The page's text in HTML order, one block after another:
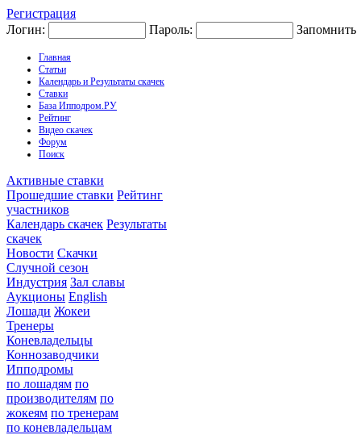
Регистрация
Логин:
Пароль: Запомнить
Главная
Статьи
Календарь и Результаты скачек
Ставки
База Ипподром.РУ
Рейтинг
Видео скачек
Форум
Поиск
Активные ставки
Прошедшие ставки Рейтинг
участников
Календарь скачек Результаты
скачек
Новости Скачки
Случной сезон
Индустрия Зал славы
Аукционы English
Лошади Жокеи
Тренеры
Коневладельцы
Коннозаводчики
Ипподромы
по лошадям по
производителям по
жокеям по тренерам
по коневладельцам